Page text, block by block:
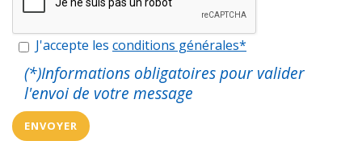
J'accepte les conditions générales*
(*)Informations obligatoires pour valider
l'envoi de votre message